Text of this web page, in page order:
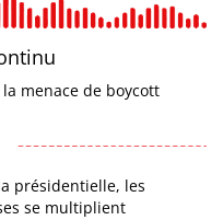
menace de boycott
présidentielle, les
se multiplient